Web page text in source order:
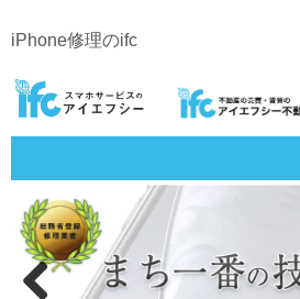
iPhone修理のifc